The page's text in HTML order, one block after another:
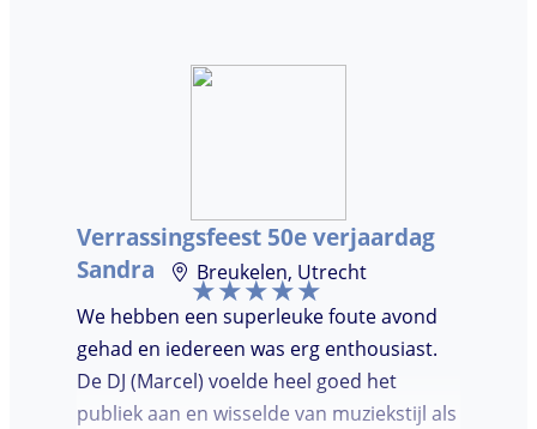
doorpraatte. Het was heel leuk dat er
Verrassingsfeest 50e verjaardag
Sandra
Breukelen, Utrecht
We hebben een superleuke foute avond
gehad en iedereen was erg enthousiast.
De DJ (Marcel) voelde heel goed het
publiek aan en wisselde van muziekstijl als